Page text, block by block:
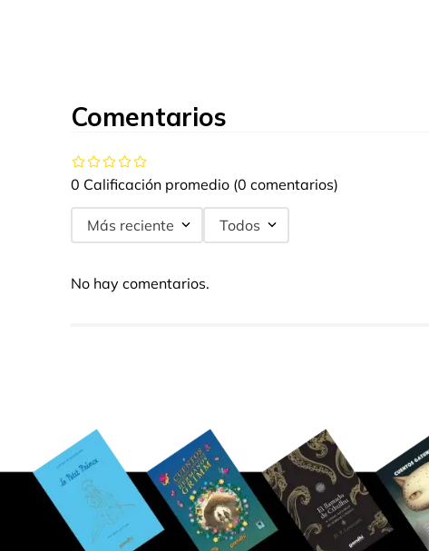
Comentarios
0 Calificación promedio (0 comentarios)
Más reciente Todos
No hay comentarios.